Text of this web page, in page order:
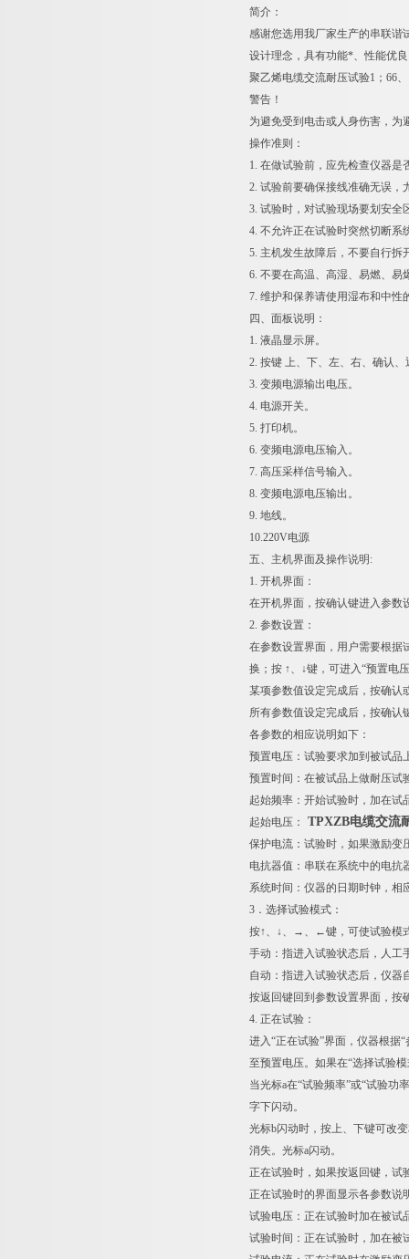
简介：
感谢您选用我厂家生产的串联谐
设计理念，具有功能*、性能优
聚乙烯电缆交流耐压试验1；66
警告！
为避免受到电击或人身伤害，为
操作准则：
1. 在做试验前，应先检查仪器
2. 试验前要确保接线准确无误，
3. 试验时，对试验现场要划安全
4. 不允许正在试验时突然切断系
5. 主机发生故障后，不要自行拆
6. 不要在高温、高湿、易燃、易
7. 维护和保养请使用湿布和中性
四、面板说明：
1. 液晶显示屏。
2. 按键 上、下、左、右、确认、
3. 变频电源输出电压。
4. 电源开关。
5. 打印机。
6. 变频电源电压输入。
7. 高压采样信号输入。
8. 变频电源电压输出。
9. 地线。
10.220V电源
五、主机界面及操作说明:
1. 开机界面：
在开机界面，按确认键进入参数
2. 参数设置：
在参数设置界面，用户需要根据
换；按 ↑、↓键，可进入“预置
某项参数值设定完成后，按确认
所有参数值设定完成后，按确认
各参数的相应说明如下：
预置电压：试验要求加到被试品
预置时间：在被试品上做耐压试
起始频率：开始试验时，加在试
起始电压：
TPXZB电缆交流
保护电流：试验时，如果激励变
电抗器值：串联在系统中的电抗
系统时间：仪器的日期时钟，相
3．选择试验模式：
按↑、↓、→、←键，可使试验模
手动：指进入试验状态后，人工
自动：指进入试验状态后，仪器
按返回键回到参数设置界面，按
4. 正在试验：
进入“正在试验”界面，仪器根据
至预置电压。如果在“选择试验
当光标a在“试验频率”或“试验
字下闪动。
光标b闪动时，按上、下键可改
消失。光标a闪动。
正在试验时，如果按返回键，试
正在试验时的界面显示各参数说
试验电压：正在试验时加在被试
试验时间：正在试验时，加在被